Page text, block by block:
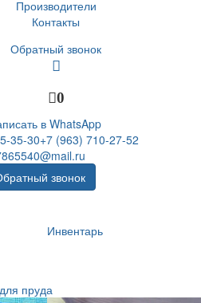
Производители
Контакты
Обратный звонок
0
в WhatsApp
35-30+7 (963) 710-27-52
звонок
Инвентарь
пруда